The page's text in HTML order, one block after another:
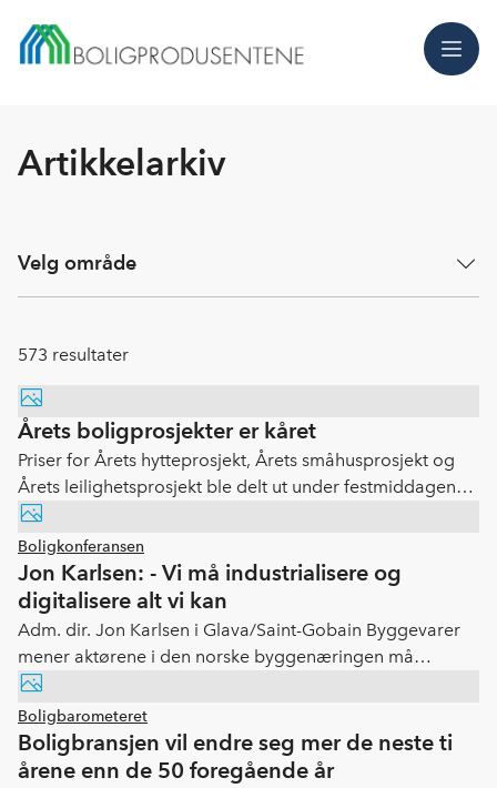
Meny
Artikkelarkiv
Velg område
573 resultater
Årets boligprosjekter er kåret
Priser for Årets hytteprosjekt, Årets småhusprosjekt og
Årets leilighetsprosjekt ble delt ut under festmiddagen
på Boligkonferansen. Det var Saltdalshytta, Norgeshus
og Bonava som stakk av med årets priser.
Boligkonferansen
Jon Karlsen: - Vi må industrialisere og
digitalisere alt vi kan
Adm. dir. Jon Karlsen i Glava/Saint-Gobain Byggevarer
mener aktørene i den norske byggenæringen må
fokusere på det de kan og videreutvikle denne
kompetansen for å vinne frem i morgendagens
konkurransebilde – og dette må skje samtidig som man
digitaliserer og industrialiserer alt de kan.
Boligbarometeret
Boligbransjen vil endre seg mer de neste ti
årene enn de 50 foregående år